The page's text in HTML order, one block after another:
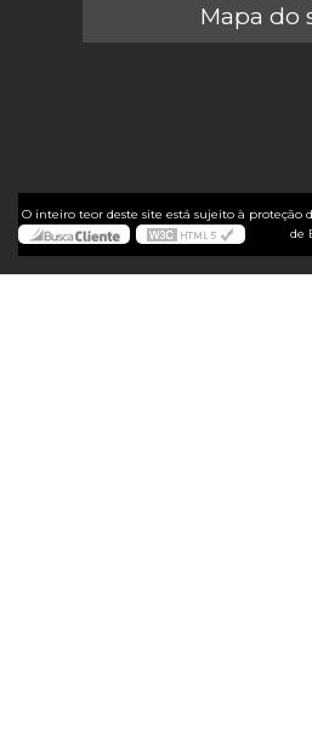
Mapa do
O inteiro teor deste site está sujeito à proteção
de